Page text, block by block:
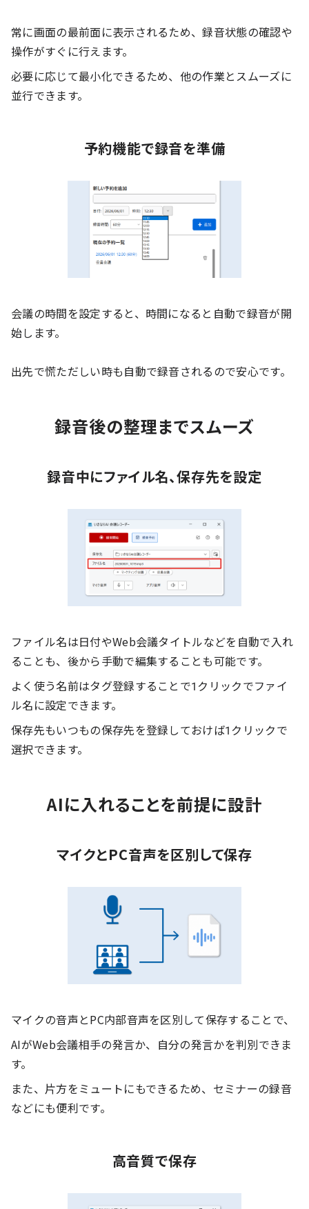
常に画面の最前面に表示されるため、録音状態の確認や
操作がすぐに行えます。
必要に応じて最小化できるため、他の作業とスムーズに
並行できます。
予約機能で録音を準備
会議の時間を設定すると、時間になると自動で録音が開
始します。
出先で慌ただしい時も自動で録音されるので安心です。
録音後の整理までスムーズ
録音中にファイル名、保存先を設定
ファイル名は日付やWeb会議タイトルなどを自動で入れ
ることも、後から手動で編集することも可能です。
よく使う名前はタグ登録することで1クリックでファイ
ル名に設定できます。
保存先もいつもの保存先を登録しておけば1クリックで
選択できます。
AIに入れることを前提に設計
マイクとPC音声を区別して保存
マイクの音声とPC内部音声を区別して保存することで、
AIがWeb会議相手の発言か、自分の発言かを判別できま
す。
また、片方をミュートにもできるため、セミナーの録音
などにも便利です。
高音質で保存